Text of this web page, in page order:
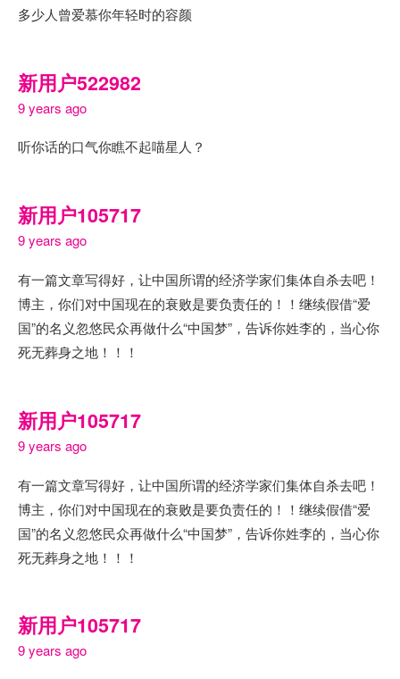
多少人曾爱慕你年轻时的容颜
新用户522982
9 years ago
听你话的口气你瞧不起喵星人？
新用户105717
9 years ago
有一篇文章写得好，让中国所谓的经济学家们集体自杀去吧！
博主，你们对中国现在的衰败是要负责任的！！继续假借“爱
国”的名义忽悠民众再做什么“中国梦”，告诉你姓李的，当心你
死无葬身之地！！！
新用户105717
9 years ago
有一篇文章写得好，让中国所谓的经济学家们集体自杀去吧！
博主，你们对中国现在的衰败是要负责任的！！继续假借“爱
国”的名义忽悠民众再做什么“中国梦”，告诉你姓李的，当心你
死无葬身之地！！！
新用户105717
9 years ago